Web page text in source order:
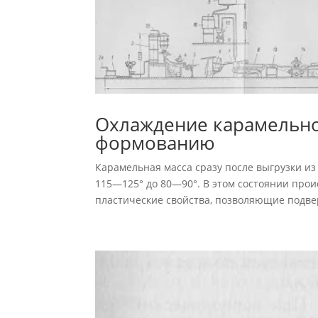
Охлаждение
формованию
Карамельная масса сразу после выгрузки
115—125° до 80—90°. В этом состоянии
пластические свойства, позволяющие